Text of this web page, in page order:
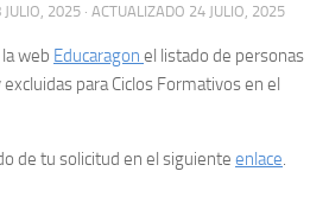
JULIO, 2025 · ACTUALIZADO 24 JULIO, 2025
web Educaragon el listado de personas
para Ciclos Formativos en el
de tu solicitud en el siguiente enlace.